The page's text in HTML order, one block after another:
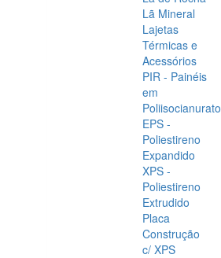
Lã Mineral
Lajetas
Térmicas e
Acessórios
PIR - Painéis
em
Poliisocianurato
EPS -
Poliestireno
Expandido
XPS -
Poliestireno
Extrudido
Placa
Construção
c/ XPS